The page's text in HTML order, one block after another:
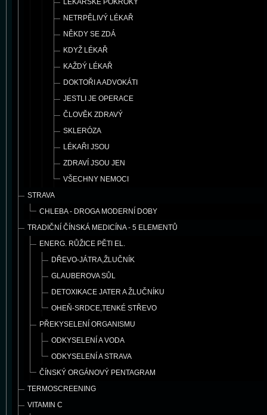
LÉKAŘSKÉ POKROKY
NETRPĚLIVÝ LÉKAŘ
NĚKDY SE ZDÁ
KDYŽ LÉKAŘ
KAŽDÝ LÉKAŘ
DOKTOŘI A ADVOKÁTI
JESTLI JE OPERACE
ČLOVĚK ZDRAVÝ
SKLERÓZA
LÉKAŘI JSOU
ZDRAVÍ JSOU JEN
VŠECHNY NEMOCI
STRAVA
CHLEBA - DROGA MODERNÍ DOBY
TRADIČNÍ ČÍNSKÁ MEDICÍNA - 5 ELEMENTŮ
ENERG. RŮŽICE PĚTI EL.
DŘEVO-JÁTRA,ŽLUČNÍK
GLAUBEROVA SŮL
DETOXIKACE JATER A ŽLUČNÍKU
OHEŇ-SRDCE,TENKÉ STŘEVO
PŘEKYSELENÍ ORGANISMU
ODKYSELENÍ A VODA
ODKYSELENÍ A STRAVA
ČÍNSKÝ ORGÁNOVÝ PENTAGRAM
TERMOSCREENING
VITAMIN C